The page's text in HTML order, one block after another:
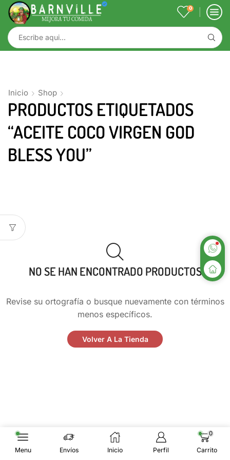
0
Inicio Shop
PRODUCTOS ETIQUETADOS
“ACEITE COCO VIRGEN GOD
BLESS YOU”
NO SE HAN ENCONTRADO PRODUCTOS
Revise su ortografía o busque nuevamente con términos
menos específicos.
Volver A La Tienda
Menu Envíos Inicio Perfil
0
Carrito